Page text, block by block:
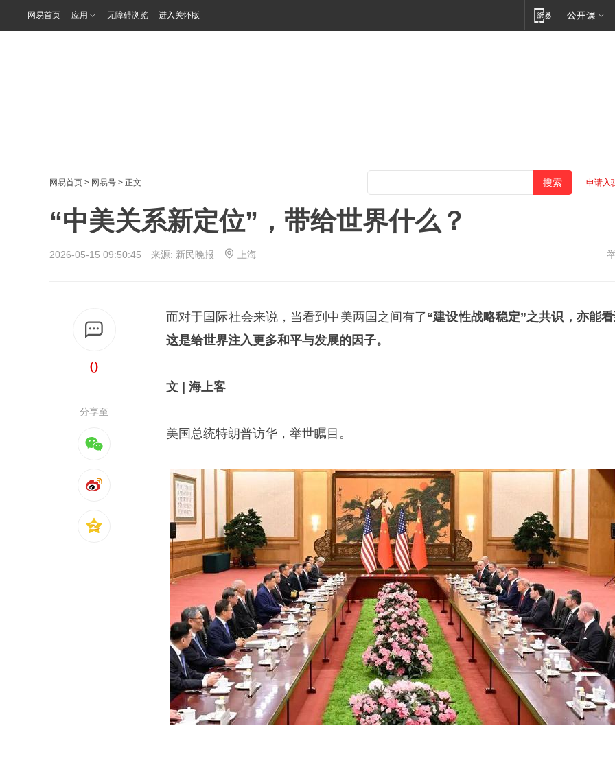
网易首页 应用 无障碍浏览 进入关怀版
网易首页 > 网易号 > 正文 申请入
“中美关系新定位”，带给世界什么？
2026-05-15 09:50:45 来源: 新民晚报 上海
0
分享至
而对于国际社会来说，当看到中美两国之间有了“建设性战略稳定”之共识，亦能看
这是给世界注入更多和平与发展的因子。
文 | 海上客
美国总统特朗普访华，举世瞩目。